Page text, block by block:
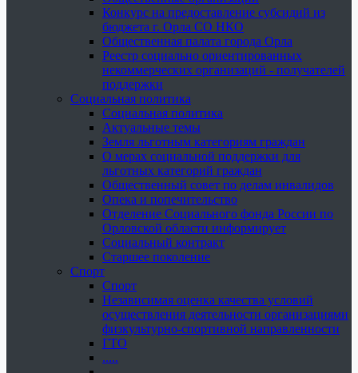
Конкурс на предоставление субсидий из
бюджета г. Орла СО НКО
Общественная палата города Орла
Реестр социально ориентированных
некоммерческих организаций - получателей
поддержки
Социальная политика
Социальная политика
Актуальные темы
Земля льготным категориям граждан
О мерах социальной поддержки для
льготных категорий граждан
Общественный совет по делам инвалидов
Опека и попечительство
Отделение Социального фонда России по
Орловской области информирует
Социальный контракт
Старшее поколение
Спорт
Спорт
Независимая оценка качества условий
осуществления деятельности организациями
физкультурно-спортивной направленности
ГТО
.....